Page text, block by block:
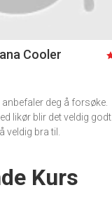
Cooler
deg å forsøke.
likør blir det veldig godt.
bra til.
Kurs